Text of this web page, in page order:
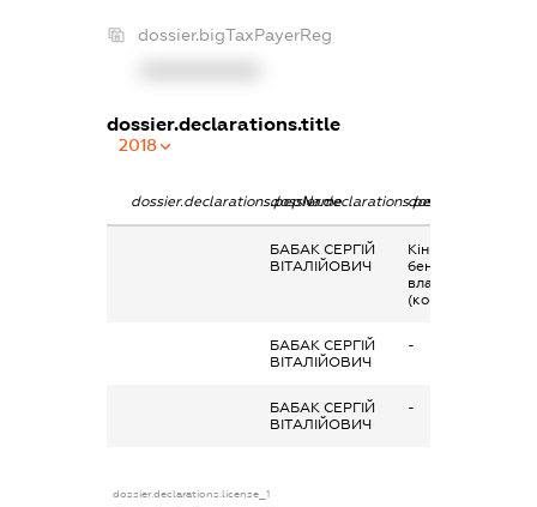
dossier.bigTaxPayerReg
dossier.declarations.title
2018
dossier.declarations.pepNamedossier.declarations.personName
БАБАК СЕРГІЙ
ВІТАЛІЙОВИЧ
Кінцевий
бенефіціарний
власник
(контролер)
БАБАК СЕРГІЙ
ВІТАЛІЙОВИЧ
-
БАБАК СЕРГІЙ
ВІТАЛІЙОВИЧ
-
dossier.declarations.license_1